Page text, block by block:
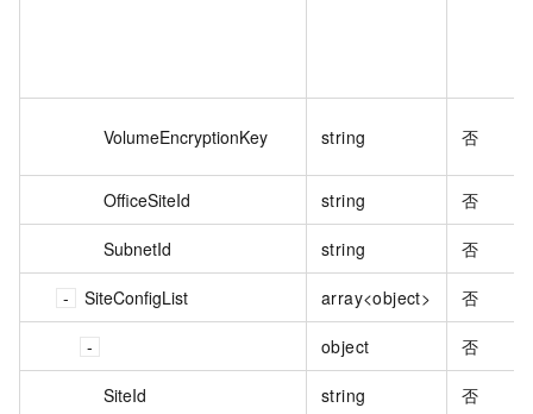
VolumeEncryptionKey string 否
OfficeSiteId string 否
SubnetId string 否
SiteConfigList array<object> 否
object 否
SiteId string 否